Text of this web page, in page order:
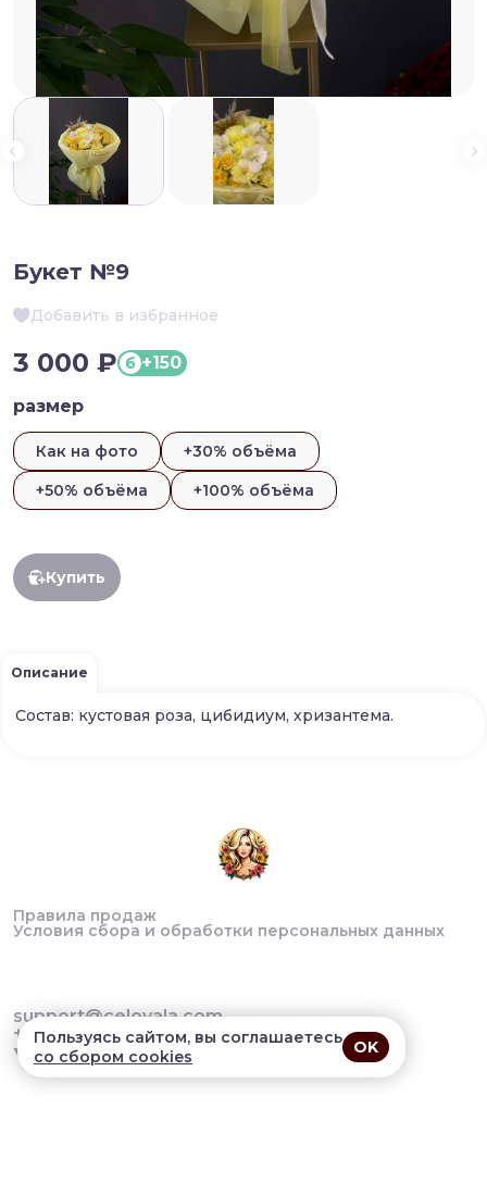
Букет №9
Добавить в избранное
3 000 ₽ б +150
размер
Как на фото
+30% объёма
+50% объёма
+100% объёма
Купить
Описание
Состав: кустовая роза, цибидиум, хризантема.
Правила продаж
Условия сбора и обработки персональных данных
support@celovala.com
+79780002838
Пользуясь сайтом, вы соглашаетесь
со сбором cookies
OK